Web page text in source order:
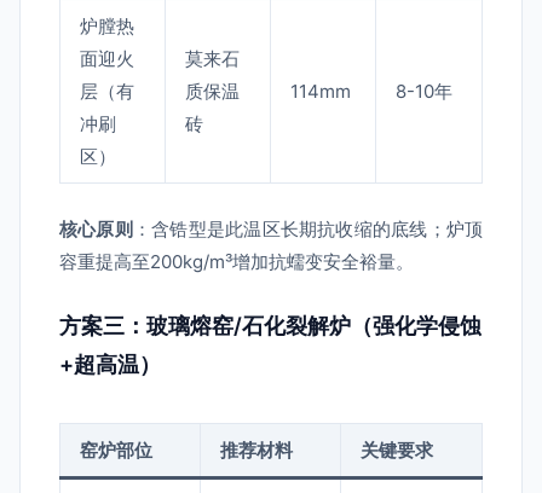
炉膛热
面迎火
层（有
冲刷
区）
莫来石
质保温
砖
114mm 8-10年
核心原则：含锆型是此温区长期抗收缩的底线；炉顶
容重提高至200kg/m³增加抗蠕变安全裕量。
方案三：玻璃熔窑/石化裂解炉（强化学侵蚀
+超高温）
窑炉部位 推荐材料 关键要求